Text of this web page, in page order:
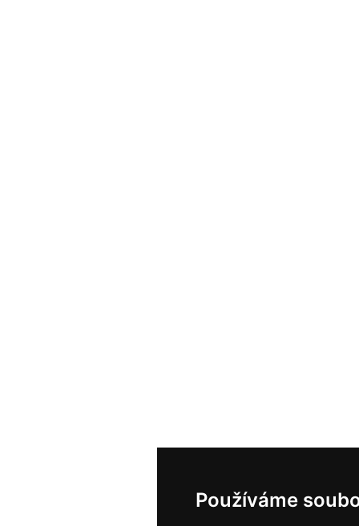
Používáme